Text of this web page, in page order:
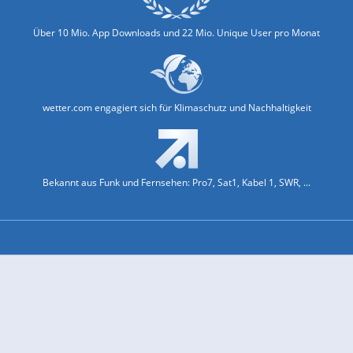
Über 10 Mio. App Downloads und 22 Mio. Unique User pro Monat
wetter.com engagiert sich für Klimaschutz und Nachhaltigkeit
Bekannt aus Funk und Fernsehen: Pro7, Sat1, Kabel 1, SWR, ...
Jobs und Karriere